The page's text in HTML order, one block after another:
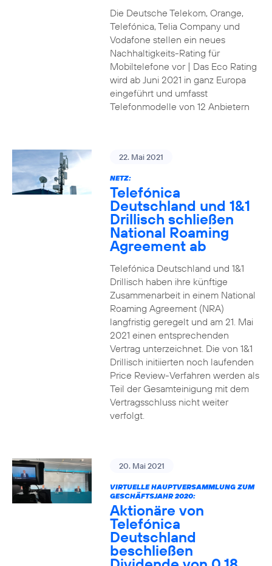
Die Deutsche Telekom, Orange,
Telefónica, Telia Company und
Vodafone stellen ein neues
Nachhaltigkeits-Rating für
Mobiltelefone vor | Das Eco Rating
wird ab Juni 2021 in ganz Europa
eingeführt und umfasst
Telefonmodelle von 12 Anbietern
22. Mai 2021
NETZ:
Telefónica
Deutschland und 1&1
Drillisch schließen
National Roaming
Agreement ab
Telefónica Deutschland und 1&1
Drillisch haben ihre künftige
Zusammenarbeit in einem National
Roaming Agreement (NRA)
langfristig geregelt und am 21. Mai
2021 einen entsprechenden
Vertrag unterzeichnet. Die von 1&1
Drillisch initiierten noch laufenden
Price Review-Verfahren werden als
Teil der Gesamteinigung mit dem
Vertragsschluss nicht weiter
verfolgt.
20. Mai 2021
VIRTUELLE HAUPTVERSAMMLUNG ZUM
GESCHÄFTSJAHR 2020:
Aktionäre von
Telefónica
Deutschland
beschließen